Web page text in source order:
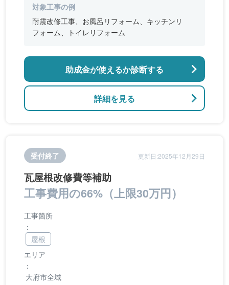
対象工事の例
耐震改修工事、お風呂リフォーム、キッチンリ
フォーム、トイレリフォーム
詳細を見る
助成金が使えるか診断する
受付終了 更新日:2025年12月29日
瓦屋根改修費等補助
工事費用の66%（上限30万円）
エリア
：
大府市全域
工事箇所
：
屋根